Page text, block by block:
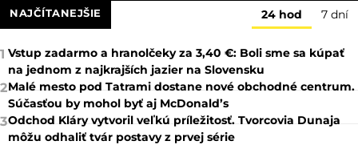
NAJČÍTANEJŠIE 24 hod 7 dní
1 Vstup zadarmo a hranolčeky za 3,40 €: Boli sme sa kúpať
na jednom z najkrajších jazier na Slovensku
2Malé mesto pod Tatrami dostane nové obchodné centrum.
Súčasťou by mohol byť aj McDonald’s
3Odchod Kláry vytvoril veľkú príležitosť. Tvorcovia Dunaja
môžu odhaliť tvár postavy z prvej série